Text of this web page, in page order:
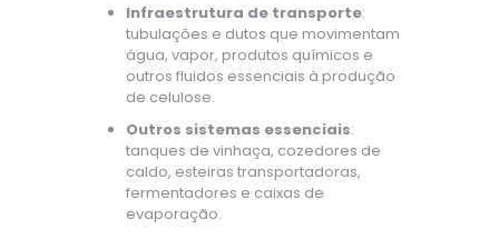
Infraestrutura de transporte:
tubulações e dutos que movimentam
água, vapor, produtos químicos e
outros fluidos essenciais à produção
de celulose.
Outros sistemas essenciais:
tanques de vinhaça, cozedores de
caldo, esteiras transportadoras,
fermentadores e caixas de
evaporação.